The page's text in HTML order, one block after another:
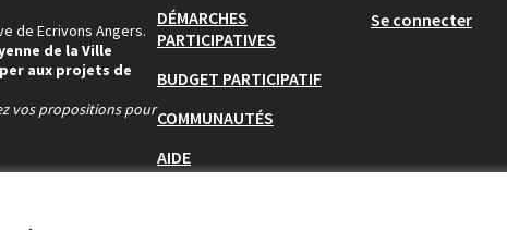
de Ecrivons Angers.
de la Ville
aux projets de
vos propositions pour
DÉMARCHES
PARTICIPATIVES
BUDGET PARTICIPATIF
COMMUNAUTÉS
AIDE
Se connecter